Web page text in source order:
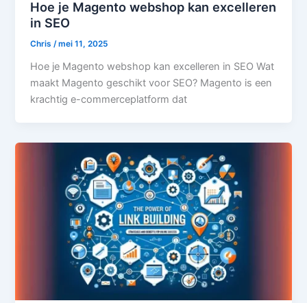
Hoe je Magento webshop kan excelleren
in SEO
Chris/mei 11, 2025
Hoe je Magento webshop kan excelleren in SEO Wat
maakt Magento geschikt voor SEO? Magento is een
krachtig e-commerceplatform dat